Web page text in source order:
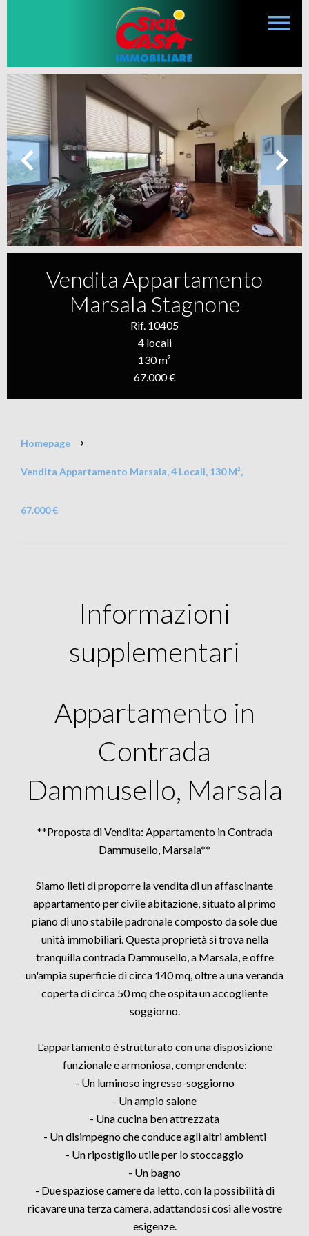
Vendita Appartamento
Marsala Stagnone
Rif. 10405
4 locali
130 m²
67.000 €
Homepage
Vendita Appartamento Marsala, 4 Locali, 130 M²,
67.000 €
Informazioni
supplementari
Appartamento in
Contrada
Dammusello, Marsala
**Proposta di Vendita: Appartamento in Contrada
Dammusello, Marsala**
Siamo lieti di proporre la vendita di un affascinante
appartamento per civile abitazione, situato al primo
piano di uno stabile padronale composto da sole due
unità immobiliari. Questa proprietà si trova nella
tranquilla contrada Dammusello, a Marsala, e offre
un'ampia superficie di circa 140 mq, oltre a una veranda
coperta di circa 50 mq che ospita un accogliente
soggiorno.
L'appartamento è strutturato con una disposizione
funzionale e armoniosa, comprendente:
- Un luminoso ingresso-soggiorno
- Un ampio salone
- Una cucina ben attrezzata
- Un disimpegno che conduce agli altri ambienti
- Un ripostiglio utile per lo stoccaggio
- Un bagno
- Due spaziose camere da letto, con la possibilità di
ricavare una terza camera, adattandosi così alle vostre
esigenze.